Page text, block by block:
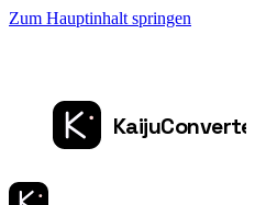
Zum Hauptinhalt springen